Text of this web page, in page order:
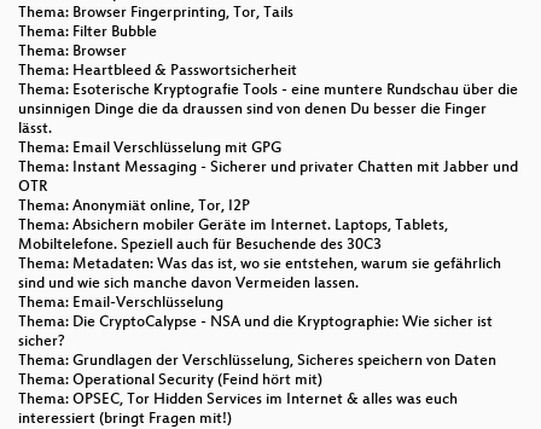
Thema: Browser Fingerprinting, Tor, Tails
Thema: Filter Bubble
Thema: Browser
Thema: Heartbleed & Passwortsicherheit
Thema: Esoterische Kryptografie Tools - eine muntere Rundschau über die
unsinnigen Dinge die da draussen sind von denen Du besser die Finger
lässt.
Thema: Email Verschlüsselung mit GPG
Thema: Instant Messaging - Sicherer und privater Chatten mit Jabber und
OTR
Thema: Anonymiät online, Tor, I2P
Thema: Absichern mobiler Geräte im Internet. Laptops, Tablets,
Mobiltelefone. Speziell auch für Besuchende des 30C3
Thema: Metadaten: Was das ist, wo sie entstehen, warum sie gefährlich
sind und wie sich manche davon Vermeiden lassen.
Thema: Email-Verschlüsselung
Thema: Die CryptoCalypse - NSA und die Kryptographie: Wie sicher ist
sicher?
Thema: Grundlagen der Verschlüsselung, Sicheres speichern von Daten
Thema: Operational Security (Feind hört mit)
Thema: OPSEC, Tor Hidden Services im Internet & alles was euch
interessiert (bringt Fragen mit!)